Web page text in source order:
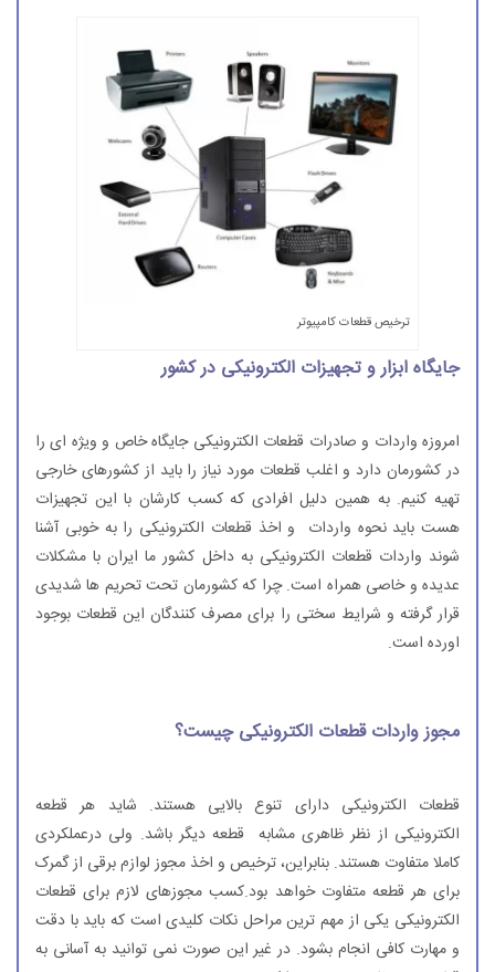
ترخیص قطعات کامپیوتر
جایگاه ابزار و تجهیزات الکترونیکی در کشور
امروزه واردات و صادرات قطعات الکترونیکی جایگاه خاص و ویژه ای را
در کشورمان دارد و اغلب قطعات مورد نیاز را باید از کشورهای خارجی
تهیه کنیم. به همین دلیل افرادی که کسب کارشان با این تجهیزات
هست باید نحوه واردات و اخذ قطعات الکترونیکی را به خوبی آشنا
شوند واردات قطعات الکترونیکی به داخل کشور ما ایران با مشکلات
عدیده و خاصی همراه است. چرا که کشورمان تحت تحریم ها شدیدی
قرار گرفته و شرایط سختی را برای مصرف کنندگان این قطعات بوجود
اورده است.
مجوز واردات قطعات الکترونیکی چیست؟
قطعات الکترونیکی دارای تنوع بالایی هستند. شاید هر قطعه
الکترونیکی از نظر ظاهری مشابه قطعه دیگر باشد. ولی درعملکردی
کاملا متفاوت هستند. بنابراین، ترخیص و اخذ مجوز لوازم برقی از گمرک
برای هر قطعه متفاوت خواهد بود.کسب مجوزهای لازم برای قطعات
الکترونیکی یکی از مهم ترین مراحل نکات کلیدی است که باید با دقت
و مهارت کافی انجام بشود. در غیر این صورت نمی توانید به آسانی به